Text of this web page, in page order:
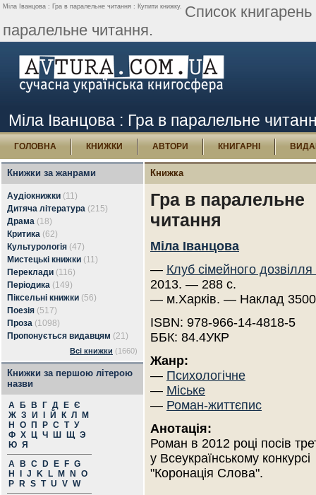
Міла Іванцова : Гра в паралельне читання : Купити книжку. Список
паралельне читання.
Міла Іванцова : Гра в паралельне
ГОЛОВНА КНИЖКИ АВТОРИ КНИГАРНІ
Книжки за жанрами
Аудіокнижки (11)
Дитяча література (215)
Драма (18)
Критика (62)
Культурологія (47)
Мистецькі книжки (11)
Переклади (116)
Періодика (149)
Піксельні книжки (56)
Поезія (517)
Проза (1098)
Пропонується видавцям (21)
Всі книжки (1660)
Книжки за першою літерою
назви
А Б В Г Д Е Є
Ж З И Й К Л
М
Н
О П Р С Т У
Ф Х Ц Ч Ш Щ Э
Ю Я
A
B C D E F G
H
J K L M N
O
P
R S T U V W
Книжка
Гра в паралельне
читання
Міла Іванцова
— Клуб сімейного
2013. — 288 с.
— м.Харків. — Наклад
ISBN: 978-966-14-4818-5
ББК: 84.4УКР
Жанр:
— Психологічне
— Міське
— Роман-життєпис
Анотація:
Роман в 2012 році посів
у Всеукраїнському конкурсі
"Коронація Слова".